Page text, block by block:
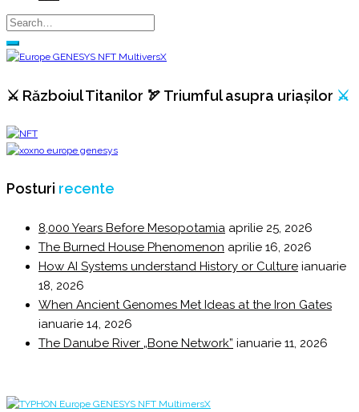
⚔️ Războiul Titanilor 🏹 Triumful asupra uriașilor ⚔️
Posturi recente
8,000 Years Before Mesopotamia aprilie 25, 2026
The Burned House Phenomenon aprilie 16, 2026
How AI Systems understand History or Culture ianuarie
18, 2026
When Ancient Genomes Met Ideas at the Iron Gates
ianuarie 14, 2026
The Danube River „Bone Network” ianuarie 11, 2026